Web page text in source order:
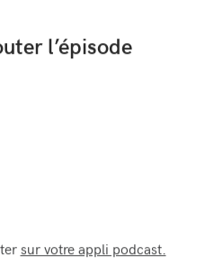
l’épisode
sur votre appli podcast.